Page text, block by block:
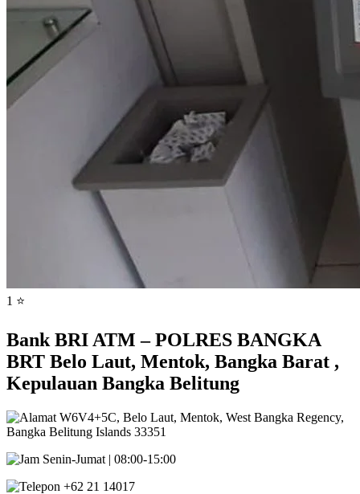
1 ⭐
Bank BRI ATM – POLRES BANGKA
BRT Belo Laut, Mentok, Bangka Barat ,
Kepulauan Bangka Belitung
W6V4+5C, Belo Laut, Mentok, West Bangka Regency,
Bangka Belitung Islands 33351
Senin-Jumat | 08:00-15:00
+62 21 14017